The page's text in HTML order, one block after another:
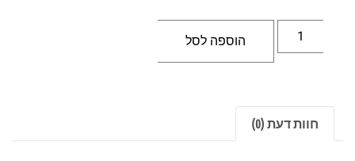
הוספה לסל
חוות דעת (0)